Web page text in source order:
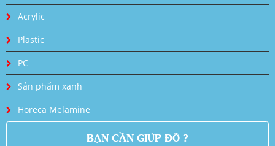
Acrylic
Plastic
PC
Sản phẩm xanh
Horeca Melamine
BẠN CẦN GIÚP ĐỠ ?